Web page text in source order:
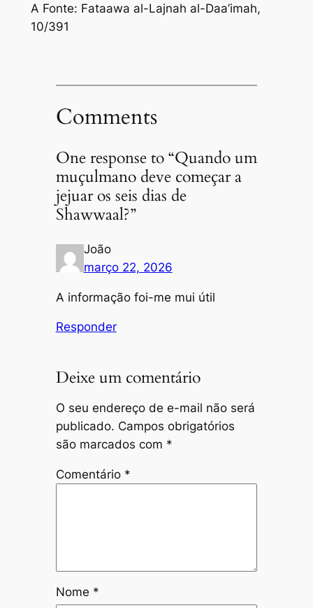
A Fonte: Fataawa al-Lajnah al-Daa’imah,
10/391
Comments
One response to “Quando um
muçulmano deve começar a
jejuar os seis dias de
Shawwaal?”
João
março 22, 2026
A informação foi-me mui útil
Responder
Deixe um comentário
O seu endereço de e-mail não será
publicado. Campos obrigatórios
são marcados com *
Comentário *
Nome *